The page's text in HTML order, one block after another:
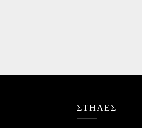
ΣΤΗΛΕΣ